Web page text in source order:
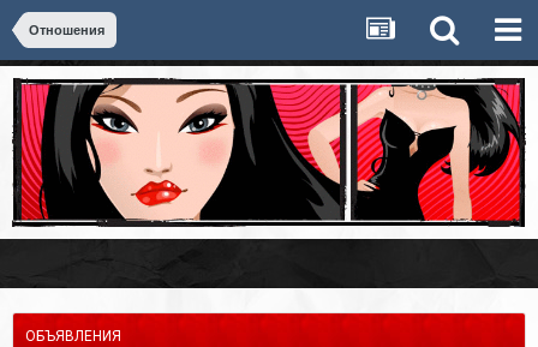
Отношения
ОБЪЯВЛЕНИЯ